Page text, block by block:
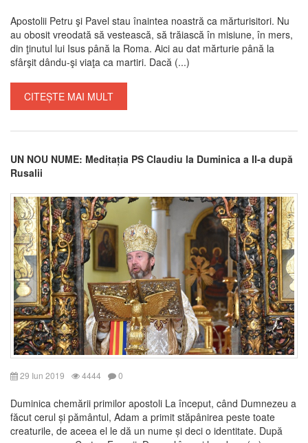
Apostolii Petru şi Pavel stau înaintea noastră ca mărturisitori. Nu
au obosit vreodată să vestească, să trăiască în misiune, în mers,
din ţinutul lui Isus până la Roma. Aici au dat mărturie până la
sfârşit dându-şi viaţa ca martiri. Dacă (...)
CITEȘTE MAI MULT
UN NOU NUME: Meditația PS Claudiu la Duminica a II-a după
Rusalii
29 Iun 2019 4444 0
Duminica chemării primilor apostoli La început, când Dumnezeu a
făcut cerul și pământul, Adam a primit stăpânirea peste toate
creaturile, de aceea el le dă un nume și deci o identitate. După